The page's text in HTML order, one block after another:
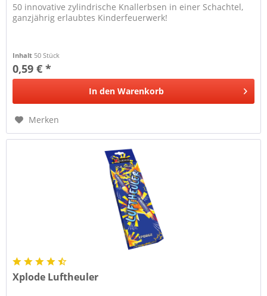
50 innovative zylindrische Knallerbsen in einer Schachtel,
ganzjährig erlaubtes Kinderfeuerwerk!
Inhalt 50 Stück
0,59 € *
In den Warenkorb
Merken
Xplode Luftheuler